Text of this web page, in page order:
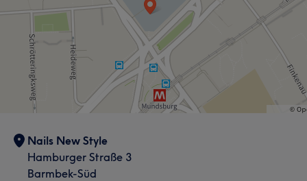
Nails New Style
Hamburger Straße 3
Barmbek-Süd